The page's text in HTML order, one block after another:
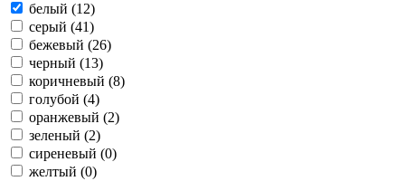
белый (12)
серый (41)
бежевый (26)
черный (13)
коричневый (8)
голубой (4)
оранжевый (2)
зеленый (2)
сиреневый (0)
желтый (0)